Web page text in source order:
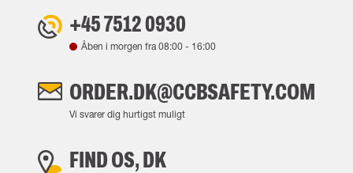
+45 7512 0930
Åben i morgen fra08:00 - 16:00
ORDER.DK@CCBSAFETY.COM
Vi svarer dig hurtigst muligt
FIND OS, DK